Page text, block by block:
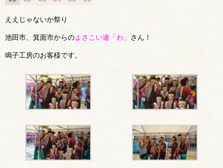
ええじゃないか祭り
池田市、箕面市からのよさこい連「わ」 さん！
鳴子工房のお客様です。